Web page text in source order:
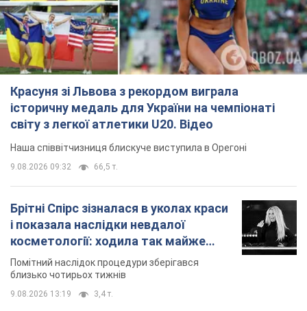
Красуня зі Львова з рекордом виграла
історичну медаль для України на чемпіонаті
світу з легкої атлетики U20. Відео
Наша співвітчизниця блискуче виступила в Орегоні
9.08.2026 09:32 66,5 т.
Брітні Спірс зізналася в уколах краси
і показала наслідки невдалої
косметології: ходила так майже
місяць
Помітний наслідок процедури зберігався
близько чотирьох тижнів
9.08.2026 13:19 3,4 т.